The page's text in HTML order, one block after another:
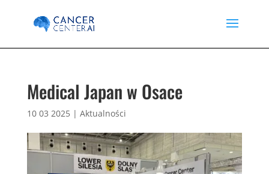
Medical Japan w Osace
10 03 2025 | Aktualności